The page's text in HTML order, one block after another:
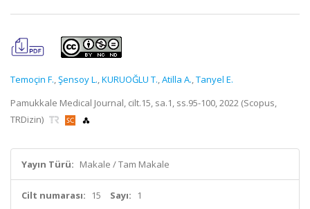
Temoçin F.,Şensoy L.,KURUOĞLU T.,Atilla A.,Tanyel E.
Pamukkale Medical Journal, cilt.15, sa.1, ss.95-100, 2022 (Scopus,
TRDizin)
Yayın Türü: Makale / Tam Makale
Cilt numarası: 15 Sayı: 1